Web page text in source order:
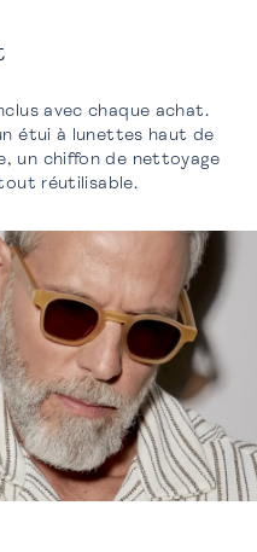
avec chaque achat.
étui à lunettes haut de
un chiffon de nettoyage
réutilisable.